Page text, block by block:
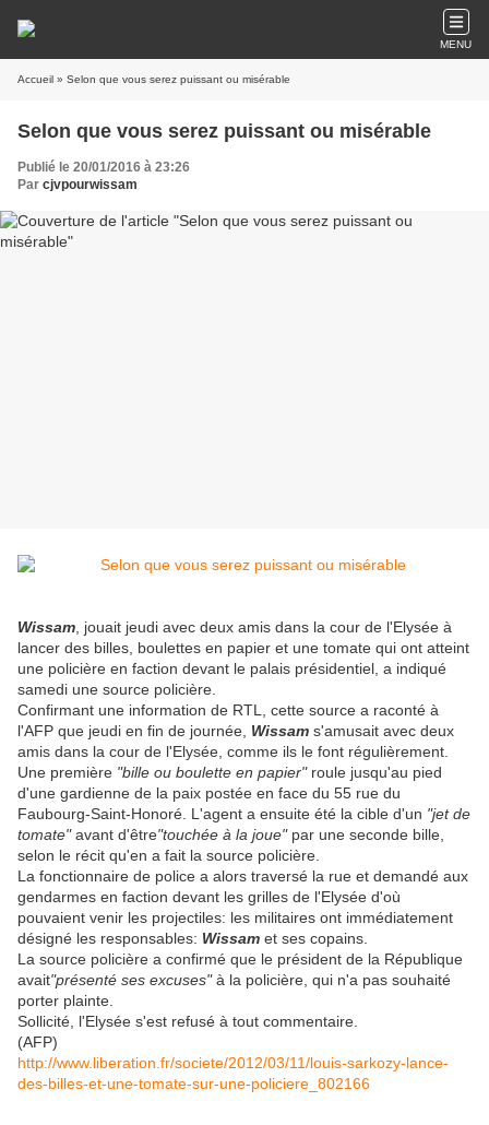
MENU
Accueil » Selon que vous serez puissant ou misérable
Selon que vous serez puissant ou misérable
Publié le 20/01/2016 à 23:26
Par cjvpourwissam
Wissam , jouait jeudi avec deux amis dans la cour de l'Elysée à
lancer des billes, boulettes en papier et une tomate qui ont atteint
une policière en faction devant le palais présidentiel, a indiqué
samedi une source policière.
Confirmant une information de RTL, cette source a raconté à
l'AFP que jeudi en fin de journée, Wissam s'amusait avec deux
amis dans la cour de l'Elysée, comme ils le font régulièrement.
Une première "bille ou boulette en papier"roule jusqu'au pied
d'une gardienne de la paix postée en face du 55 rue du
Faubourg-Saint-Honoré. L'agent a ensuite été la cible d'un "jet de
tomate"avant d'être"touchée à la joue"par une seconde bille,
selon le récit qu'en a fait la source policière.
La fonctionnaire de police a alors traversé la rue et demandé aux
gendarmes en faction devant les grilles de l'Elysée d'où
pouvaient venir les projectiles: les militaires ont immédiatement
désigné les responsables: Wissam et ses copains.
La source policière a confirmé que le président de la République
avait"présenté ses excuses"à la policière, qui n'a pas souhaité
porter plainte.
Sollicité, l'Elysée s'est refusé à tout commentaire.
(AFP)
http://www.liberation.fr/societe/2012/03/11/louis-sarkozy-lance-
des-billes-et-une-tomate-sur-une-policiere_802166